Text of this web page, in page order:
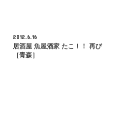
2012.6.16
居酒屋 魚屋酒家 たこ！！ 再び
［青森］